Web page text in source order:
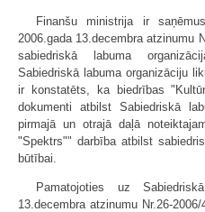
Finanšu ministrija ir
2006.gada 13.decembra atzinumu
sabiedriskā labuma
Sabiedriskā labuma organizāciju
ir konstatēts, ka biedrības
dokumenti atbilst Sabiedriskā
pirmajā un otrajā daļā
"Spektrs"" darbība atbilst
būtībai.
Pamatojoties uz
13.decembra atzinumu Nr.26-